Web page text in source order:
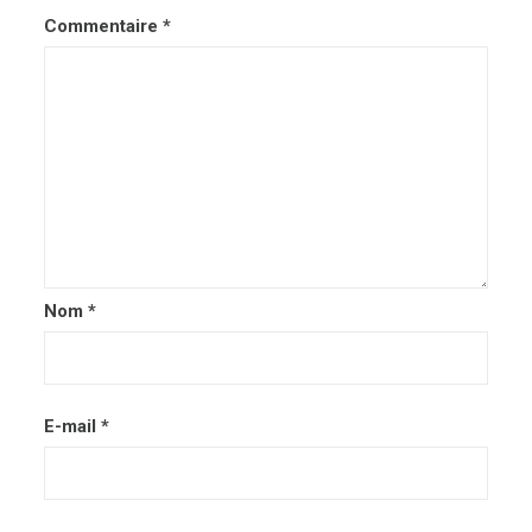
Commentaire*
Nom*
E-mail*